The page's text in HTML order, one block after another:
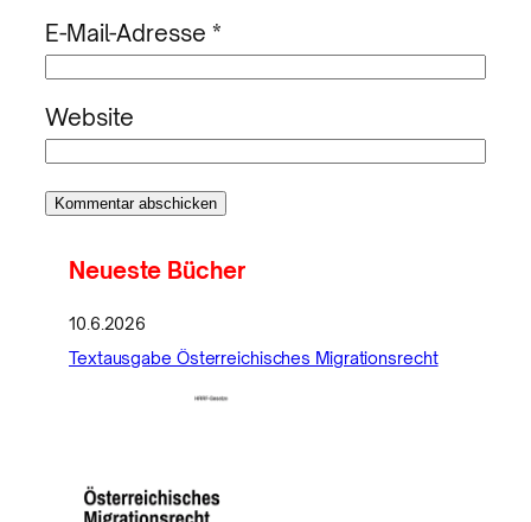
E-Mail-Adresse *
Website
Neueste Bücher
10.6.2026
Textausgabe Österreichisches Migrationsrecht